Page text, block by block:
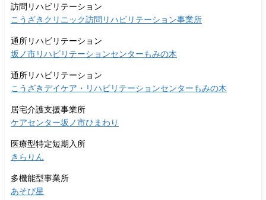
訪問リハビリテーション
こうざきクリニック訪問リハビリテーション事業所
通所リハビリテーション
坂ノ市リハビリテーションセンターもみの木
通所リハビリテーション
こうざきデイケア・リハビリテーションセンターもみの木
居宅介護支援事業所
ケアセンター坂ノ市ひまわり
医療型特定短期入所
きらりん
多機能型事業所
あそび星